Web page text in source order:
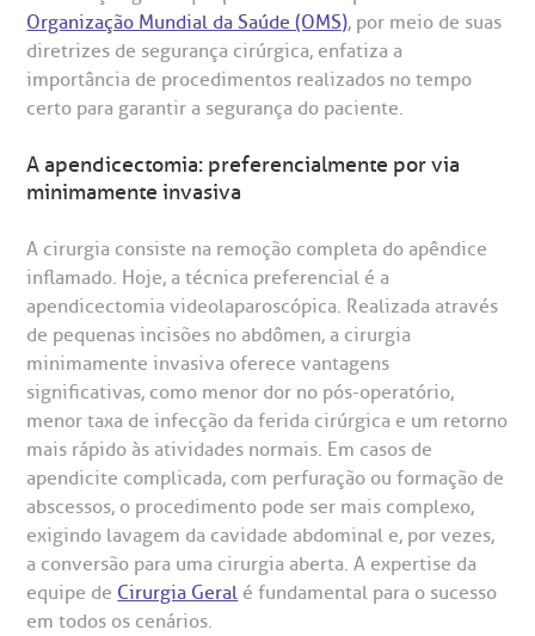
Organização Mundial da Saúde (OMS), por meio de suas
diretrizes de segurança cirúrgica, enfatiza a
importância de procedimentos realizados no tempo
certo para garantir a segurança do paciente.
A apendicectomia: preferencialmente por via
minimamente invasiva
A cirurgia consiste na remoção completa do apêndice
inflamado. Hoje, a técnica preferencial é a
apendicectomia videolaparoscópica. Realizada através
de pequenas incisões no abdômen, a cirurgia
minimamente invasiva oferece vantagens
significativas, como menor dor no pós-operatório,
menor taxa de infecção da ferida cirúrgica e um retorno
mais rápido às atividades normais. Em casos de
apendicite complicada, com perfuração ou formação de
abscessos, o procedimento pode ser mais complexo,
exigindo lavagem da cavidade abdominal e, por vezes,
a conversão para uma cirurgia aberta. A expertise da
equipe de Cirurgia Geral é fundamental para o sucesso
em todos os cenários.